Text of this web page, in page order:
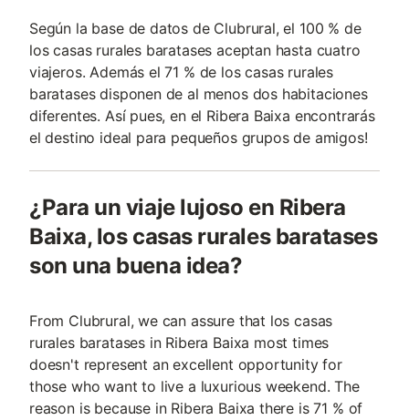
Según la base de datos de Clubrural, el 100 % de
los casas rurales baratases aceptan hasta cuatro
viajeros. Además el 71 % de los casas rurales
baratases disponen de al menos dos habitaciones
diferentes. Así pues, en el Ribera Baixa encontrarás
el destino ideal para pequeños grupos de amigos!
¿Para un viaje lujoso en Ribera
Baixa, los casas rurales baratases
son una buena idea?
From Clubrural, we can assure that los casas
rurales baratases in Ribera Baixa most times
doesn't represent an excellent opportunity for
those who want to live a luxurious weekend. The
reason is because in Ribera Baixa there is 71 % of